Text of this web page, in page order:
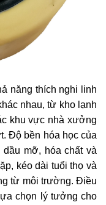
năng thích nghi linh
nhau, từ kho lạnh
khu vực nhà xưởng
Độ bền hóa học của
mỡ, hóa chất và
kéo dài tuổi thọ và
từ môi trường. Điều
chọn lý tưởng cho